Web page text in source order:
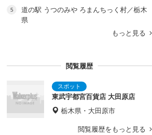
5
道の駅 うつのみや ろまんちっく村／栃木
県
もっと見る
閲覧履歴
東武宇都宮百貨店 大田原店
栃木県・大田原市
閲覧履歴をもっと見る